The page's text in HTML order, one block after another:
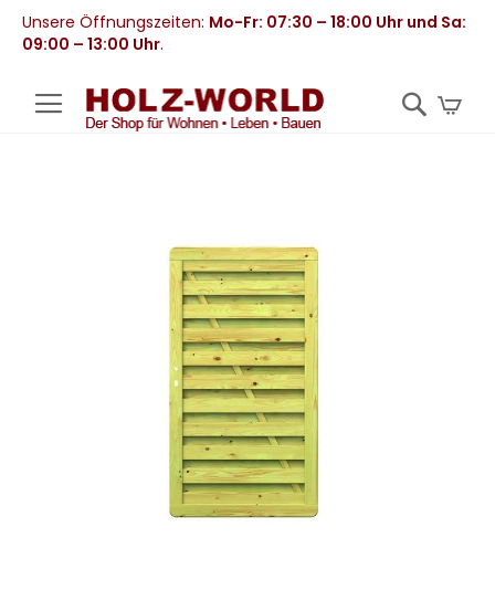
Unsere Öffnungszeiten: Mo-Fr: 07:30 – 18:00 Uhr und Sa:
09:00 – 13:00 Uhr.